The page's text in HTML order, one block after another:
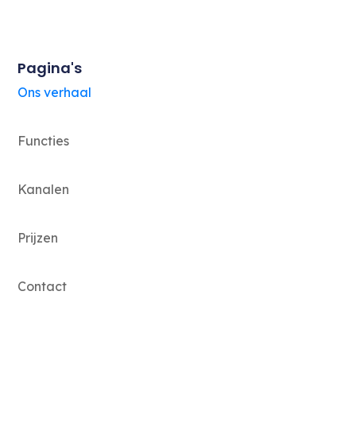
Pagina's
Ons verhaal
Functies
Kanalen
Prijzen
Contact